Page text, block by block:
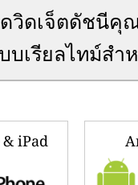
วิดเจ็ตดัชนีคุ
บเรียลไทม์สำ
iPad